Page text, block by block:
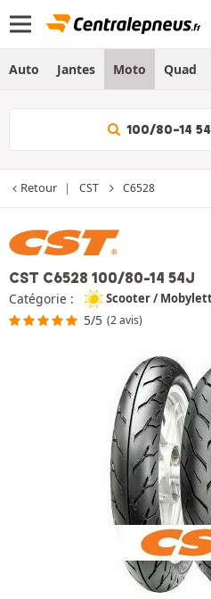
Auto Jantes Moto Quad
100/80-14
Retour CST C6528
CST C6528 100/80-14 54J
Catégorie : Scooter /
5/5 (2 avis)